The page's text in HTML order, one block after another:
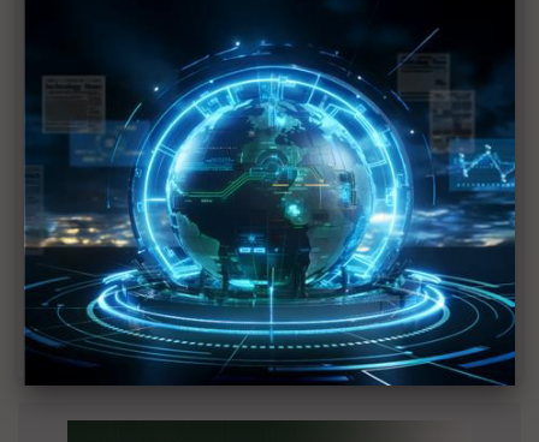
2027全年記憶體產能提前售罄 買家「祕而不
宣」只怕買不夠
英特爾EMIB良率達標 聯發科第2代ASIC產品
2028準時量產
SpaceX晶片採購大轉向 Elon Musk捨超微全面
採用NVIDIA
光進銅退更明確？ 聯發科估SerDes 448G為銅
線「最終戰場」